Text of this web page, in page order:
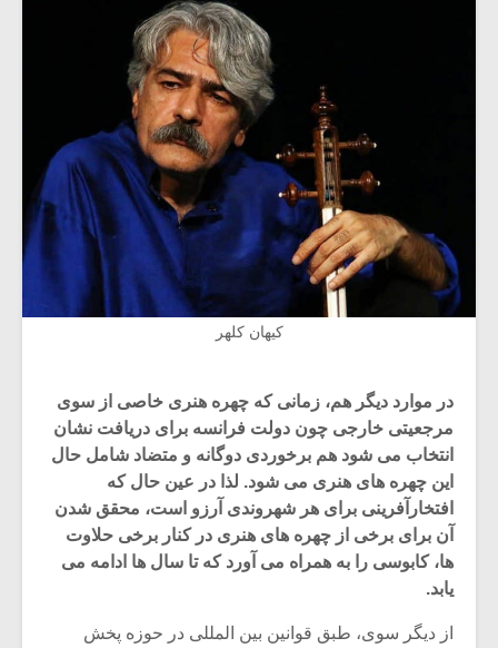
کیهان کلهر
در موارد دیگر هم، زمانی که چهره هنری خاصی از سوی
مرجعیتی خارجی چون دولت فرانسه برای دریافت نشان
انتخاب می شود هم برخوردی دوگانه و متضاد شامل حال
این چهره های هنری می شود. لذا در عین حال که
افتخارآفرینی برای هر شهروندی آرزو است، محقق شدن
آن برای برخی از چهره های هنری در کنار برخی حلاوت
ها، کابوسی را به همراه می آورد که تا سال ها ادامه می
یابد.
از دیگر سوی، طبق قوانین بین المللی در حوزه پخش